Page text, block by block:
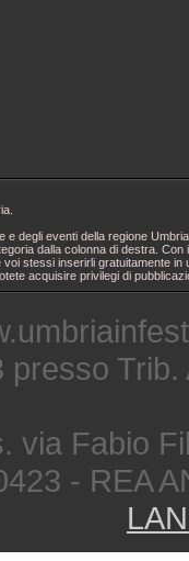
e degli eventi della regione
dalla colonna di destra.
stessi inserirli gratuitamente
acquisire privilegi di
presso
via Fabio
- REA